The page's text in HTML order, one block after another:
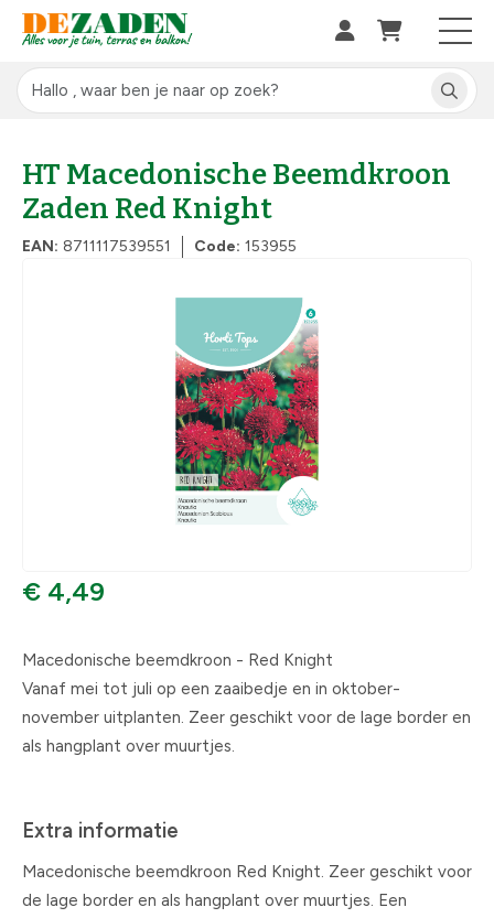
HT Macedonische Beemdkroon
Zaden Red Knight
EAN: 8711117539551 Code: 153955
€ 4,49
Macedonische beemdkroon - Red Knight
Vanaf mei tot juli op een zaaibedje en in oktober-
november uitplanten. Zeer geschikt voor de lage border en
als hangplant over muurtjes.
Extra informatie
Macedonische beemdkroon Red Knight. Zeer geschikt voor
de lage border en als hangplant over muurtjes. Een